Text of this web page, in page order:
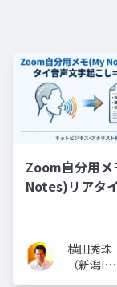
Zoom自分用メ
Notes)リアタ
横田秀珠
（新潟IT